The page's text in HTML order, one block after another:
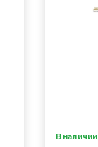
В наличии